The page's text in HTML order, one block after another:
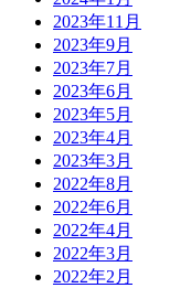
2023年11月
2023年9月
2023年7月
2023年6月
2023年5月
2023年4月
2023年3月
2022年8月
2022年6月
2022年4月
2022年3月
2022年2月